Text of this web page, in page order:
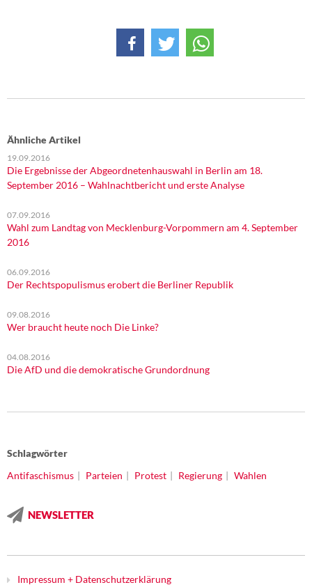
Rosa-Luxemburg-Stiftung
Über mich
Kontakt
Ähnliche Artikel
19.09.2016
Die Ergebnisse der Abgeordnetenhauswahl in Berlin am 18.
September 2016 – Wahlnachtbericht und erste Analyse
07.09.2016
Wahl zum Landtag von Mecklenburg-Vorpommern am 4. September
2016
06.09.2016
Der Rechtspopulismus erobert die Berliner Republik
09.08.2016
Wer braucht heute noch Die Linke?
04.08.2016
Die AfD und die demokratische Grundordnung
Schlagwörter
Antifaschismus
Parteien Protest Regierung Wahlen
NEWSLETTER
Impressum + Datenschutzerklärung